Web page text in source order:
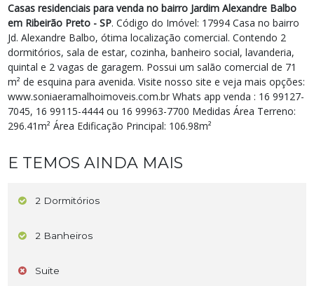
Casas residenciais para venda no bairro Jardim Alexandre Balbo
em Ribeirão Preto - SP. Código do Imóvel: 17994 Casa no bairro
Jd. Alexandre Balbo, ótima localização comercial. Contendo 2
dormitórios, sala de estar, cozinha, banheiro social, lavanderia,
quintal e 2 vagas de garagem. Possui um salão comercial de 71
m² de esquina para avenida. Visite nosso site e veja mais opções:
www.soniaeramalhoimoveis.com.br Whats app venda : 16 99127-
7045, 16 99115-4444 ou 16 99963-7700 Medidas Área Terreno:
296.41m² Área Edificação Principal: 106.98m²
E TEMOS AINDA MAIS
2 Dormitórios
2 Banheiros
Suite